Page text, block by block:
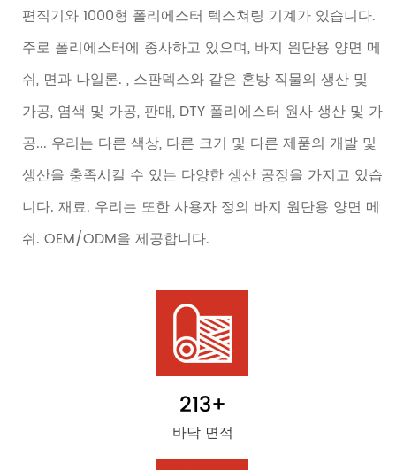
편직기와 1000형 폴리에스터 텍스쳐링 기계가 있습니다.
주로 폴리에스터에 종사하고 있으며, 바지 원단용 양면 메
쉬, 면과 나일론. , 스판덱스와 같은 혼방 직물의 생산 및
가공, 염색 및 가공, 판매, DTY 폴리에스터 원사 생산 및 가
공... 우리는 다른 색상, 다른 크기 및 다른 제품의 개발 및
생산을 충족시킬 수 있는 다양한 생산 공정을 가지고 있습
니다. 재료. 우리는 또한 사용자 정의 바지 원단용 양면 메
쉬. OEM/ODM을 제공합니다.
213+
바닥 면적